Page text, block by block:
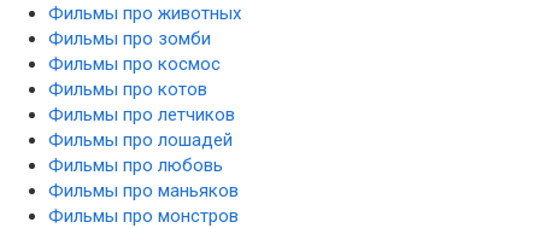
Фильмы про животных
Фильмы про зомби
Фильмы про космос
Фильмы про котов
Фильмы про летчиков
Фильмы про лошадей
Фильмы про любовь
Фильмы про маньяков
Фильмы про монстров